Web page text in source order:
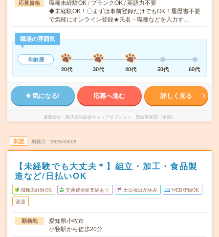
応募資格
職種未経験OK / ブランクOK / 英語力不要
◆未経験OK！〇まずは事前登録だけでもOK！履歴書不要
で気軽にオンライン登録★氏名・職種などを入力す…
職場の雰囲気
年齢層
20代
30代 40代 50代 60代
気になる! 応募へ進む 詳しく見る
派遣会社 株式会社綜合キャリアオプション 製造事業部（全国）
未読 掲載日 2026/08/08
【未経験でも大丈夫＊】組立・加工・食品製
造など/日払いOK
職種未経験OK 交通費別途支給あり 土日祝日が休み WEB登録OK
派遣
勤務地
愛知県小牧市
小牧駅から徒歩20分